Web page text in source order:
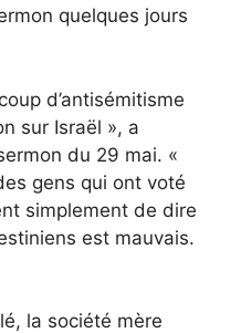
quelques jours
d’antisémitisme
sur Israël », a
du 29 mai. «
gens qui ont voté
simplement de dire
est mauvais.
la société mère